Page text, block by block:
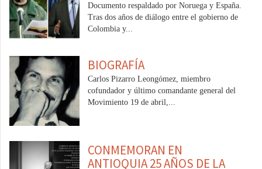
Documento respaldado por Noruega y España.
Tras dos años de diálogo entre el gobierno de
Colombia y...
BIOGRAFÍA
Carlos Pizarro Leongómez, miembro
cofundador y último comandante general del
Movimiento 19 de abril,...
CONMEMORAN EN
ANTIOQUIA 25 AÑOS DE LA